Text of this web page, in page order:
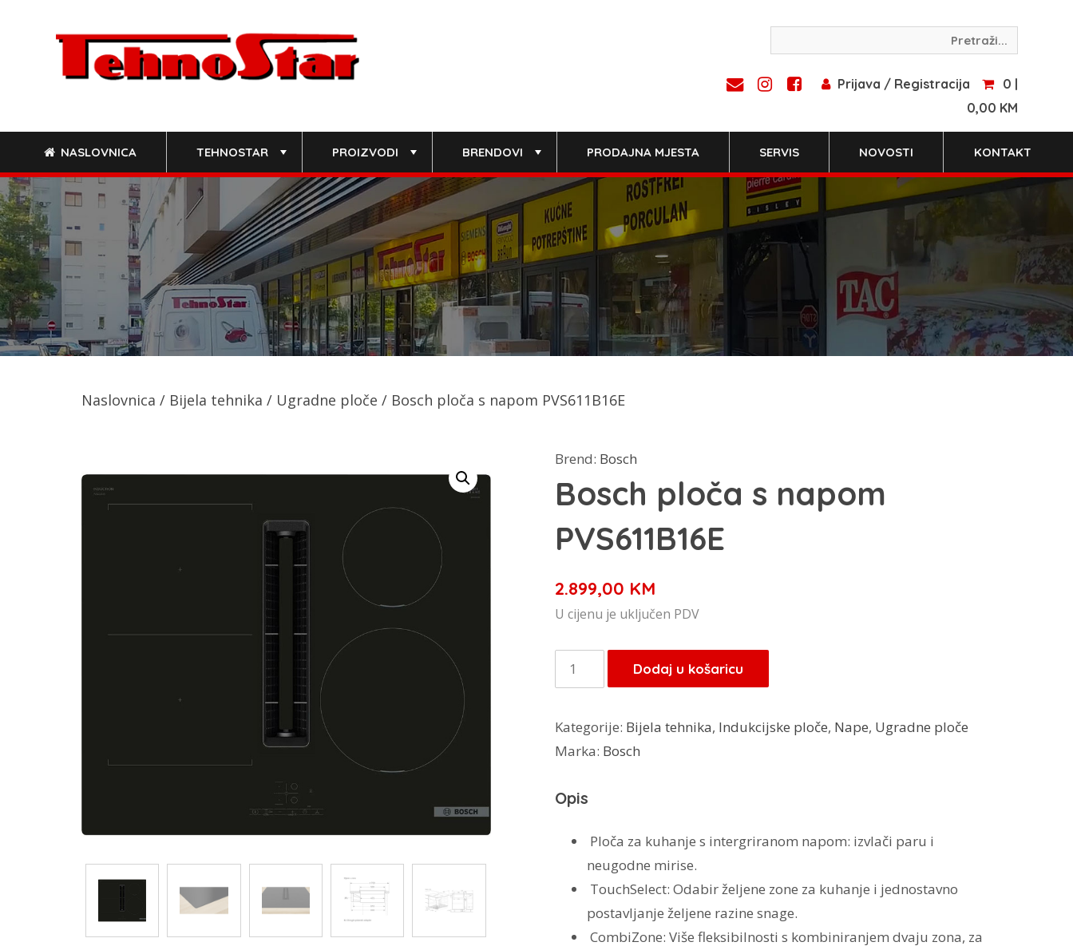
Prijava / Registracija
0 |
0,00 KM
NASLOVNICA TEHNOSTAR PROIZVODI BRENDOVI PRODAJNA MJESTA SERVIS NOVOSTI KONTAKT
Naslovnica / Bijela tehnika / Ugradne ploče / Bosch ploča s napom PVS611B16E
Brend: Bosch
Bosch ploča s napom
PVS611B16E
2.899,00 KM
U cijenu je uključen PDV
Bosch
ploča
napom
PVS611B16E
Dodaj u košaricu
Kategorije: Bijela tehnika, Indukcijske ploče, Nape, Ugradne ploče
Marka: Bosch
Opis
Ploča za kuhanje s intergriranom napom: izvlači paru i
neugodne mirise.
TouchSelect: Odabir željene zone za kuhanje i jednostavno
postavljanje željene razine snage.
CombiZone: Više fleksibilnosti s kombiniranjem dvaju zona, za